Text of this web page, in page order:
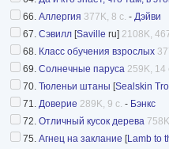
66. Аллергия 377K, 8 с. - Дэйви
67. Сэвилл [Saville ru] 2108K,
68. Класс обучения взрослых
69. Солнечные паруса 259K, 14
70. Тюленьи штаны [Sealskin
71. Доверие 289K, 9 с. - Бэнкс
72. Отличный кусок дерева
75. Агнец на заклание [Lamb to